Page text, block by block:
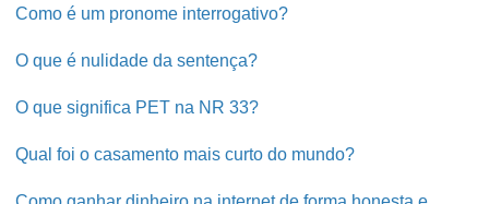
Como é um pronome interrogativo?
O que é nulidade da sentença?
O que significa PET na NR 33?
Qual foi o casamento mais curto do mundo?